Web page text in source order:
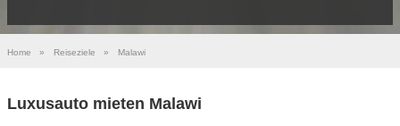
Home » Reiseziele » Malawi
Luxusauto mieten Malawi